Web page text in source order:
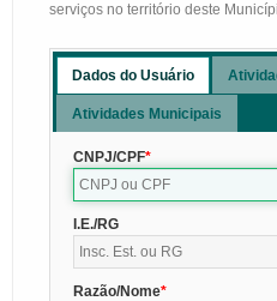
serviços no território deste
Dados do Usuário
Atividades Municipais
CNPJ/CPF
I.E./RG
Razão/Nome